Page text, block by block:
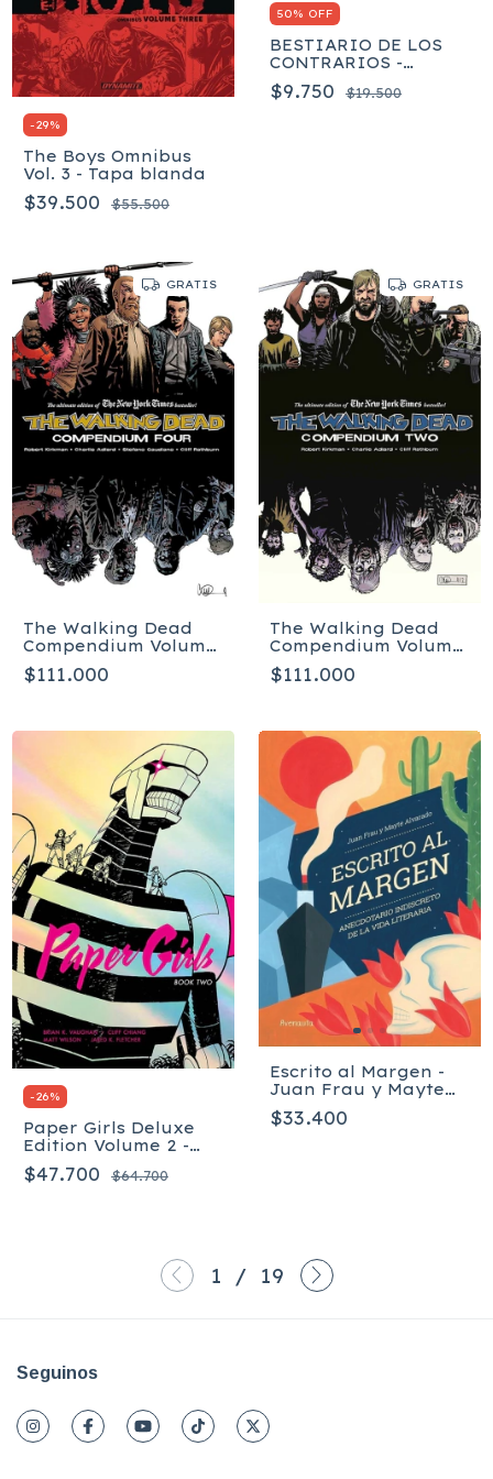
-29%
The Boys Omnibus
Vol. 3 - Tapa blanda
$39.500 $55.500
50% OFF
BESTIARIO DE LOS
CONTRARIOS -
Barman Adrienne
$9.750 $19.500
GRATIS
The Walking Dead
Compendium Volume
4 - Tapa Blanda
$111.000
GRATIS
The Walking Dead
Compendium Volume
2 - Tapa blanda
$111.000
-26%
Paper Girls Deluxe
Edition Volume 2 -
Tapa dura
$47.700 $64.700
Escrito al Margen -
Juan Frau y Mayte
Alvarado
$33.400
1 / 19
Seguinos